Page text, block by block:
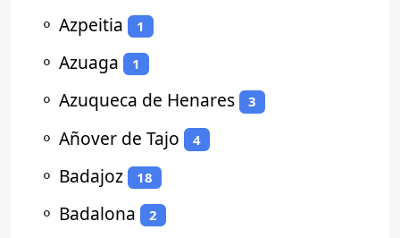
⚬ Azpeitia 1
⚬ Azuaga 1
⚬ Azuqueca de Henares 3
⚬ Añover de Tajo 4
⚬ Badajoz 18
⚬ Badalona 2